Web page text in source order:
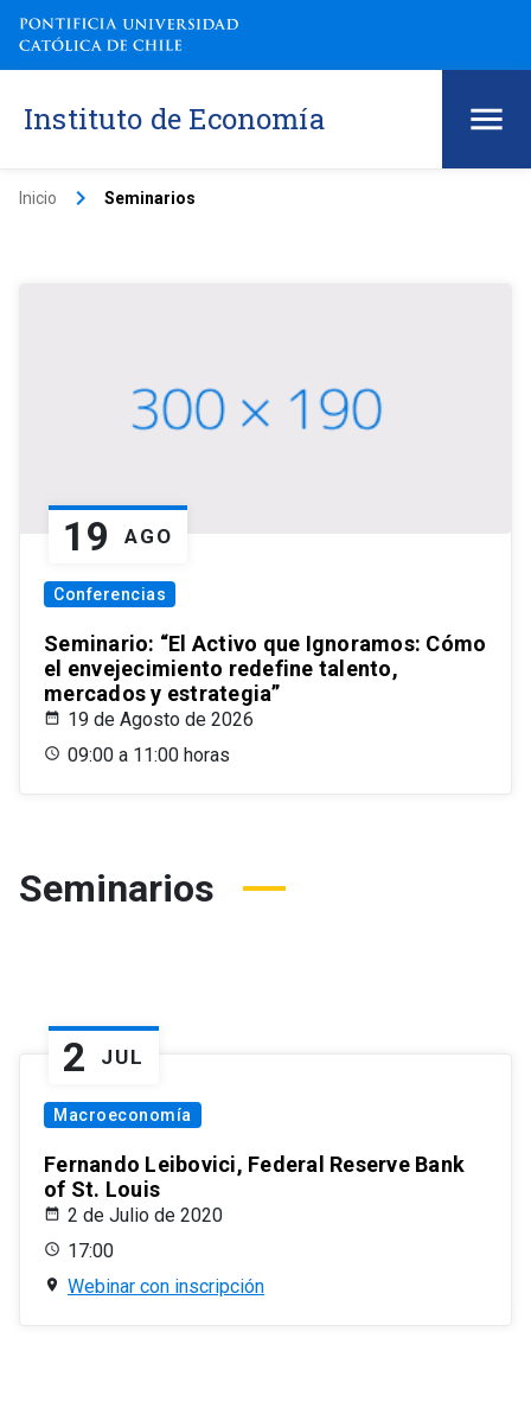
Instituto de Economía
Inicio keyboard_arrow_right Seminarios
19 AGO
Conferencias
Seminario: “El Activo que Ignoramos: Cómo
el envejecimiento redefine talento,
mercados y estrategia”
19 de Agosto de 2026
09:00 a 11:00 horas
Seminarios
2 JUL
Macroeconomía
Fernando Leibovici, Federal Reserve Bank
of St. Louis
2 de Julio de 2020
17:00
Webinar con inscripción